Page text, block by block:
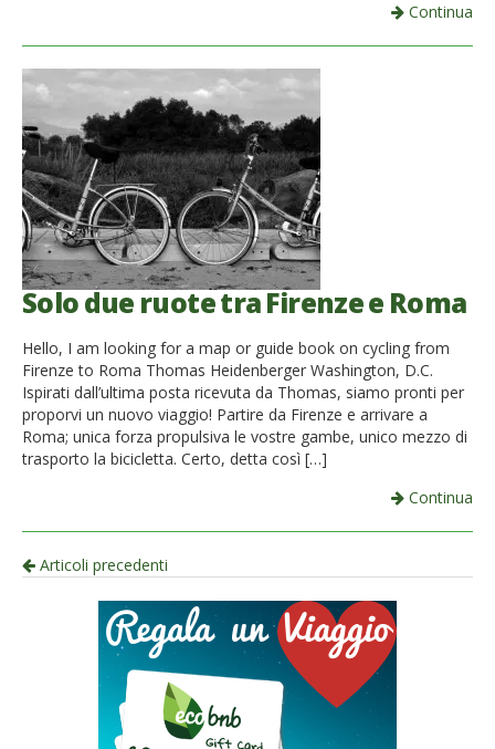
Continua
Solo due ruote tra Firenze e Roma
Hello, I am looking for a map or guide book on cycling from
Firenze to Roma Thomas Heidenberger Washington, D.C.
Ispirati dall’ultima posta ricevuta da Thomas, siamo pronti per
proporvi un nuovo viaggio! Partire da Firenze e arrivare a
Roma; unica forza propulsiva le vostre gambe, unico mezzo di
trasporto la bicicletta. Certo, detta così […]
Continua
Navigazione
articolo
Articoli precedenti